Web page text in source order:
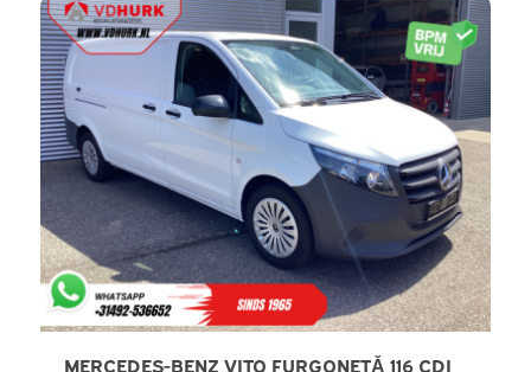
MERCEDES-BENZ VITO FURGONETĂ 116 CDI